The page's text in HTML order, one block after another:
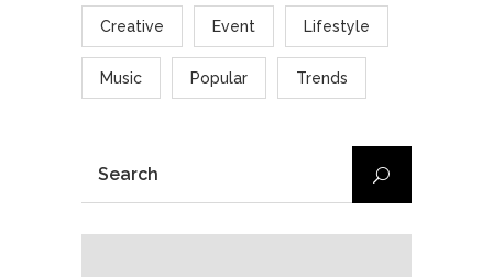
Creative Event Lifestyle
Music Popular Trends
SEARCH